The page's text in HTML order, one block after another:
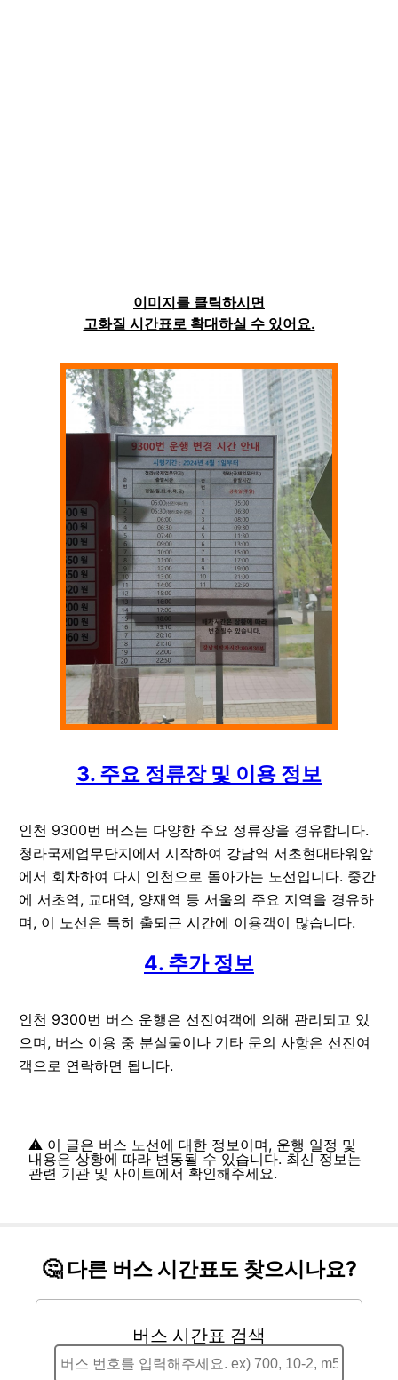
이미지를 클릭하시면
고화질 시간표로 확대하실 수 있어요.
3. 주요 정류장 및 이용 정보
인천 9300번 버스는 다양한 주요 정류장을 경유합니다.
청라국제업무단지에서 시작하여 강남역 서초현대타워앞
에서 회차하여 다시 인천으로 돌아가는 노선입니다. 중간
에 서초역, 교대역, 양재역 등 서울의 주요 지역을 경유하
며, 이 노선은 특히 출퇴근 시간에 이용객이 많습니다.
4. 추가 정보
인천 9300번 버스 운행은 선진여객에 의해 관리되고 있
으며, 버스 이용 중 분실물이나 기타 문의 사항은 선진여
객으로 연락하면 됩니다.
⚠️ 이 글은 버스 노선에 대한 정보이며, 운행 일정 및
내용은 상황에 따라 변동될 수 있습니다. 최신 정보는
관련 기관 및 사이트에서 확인해주세요.
🤔 다른 버스 시간표도 찾으시나요?
버스 시간표 검색